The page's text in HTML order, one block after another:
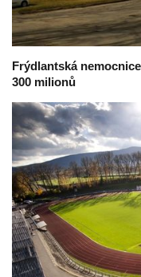
Frýdlantská
300 milionů